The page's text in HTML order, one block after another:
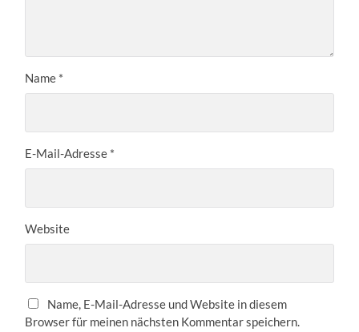
Name *
E-Mail-Adresse *
Website
Name, E-Mail-Adresse und Website in diesem
Browser für meinen nächsten Kommentar speichern.